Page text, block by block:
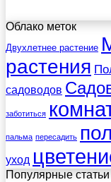
Облако меток
Двухлетнее растение
растения
садоводов
заботиться
пальма пересадить
уход
Популярные статьи